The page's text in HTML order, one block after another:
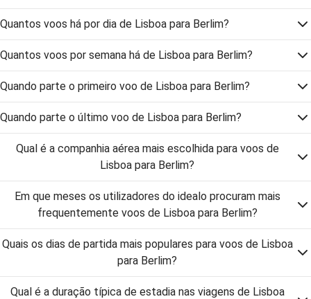
Quantos voos há por dia de Lisboa para Berlim?
Quantos voos por semana há de Lisboa para Berlim?
Quando parte o primeiro voo de Lisboa para Berlim?
Quando parte o último voo de Lisboa para Berlim?
Qual é a companhia aérea mais escolhida para voos de
Lisboa para Berlim?
Em que meses os utilizadores do idealo procuram mais
frequentemente voos de Lisboa para Berlim?
Quais os dias de partida mais populares para voos de Lisboa
para Berlim?
Qual é a duração típica de estadia nas viagens de Lisboa